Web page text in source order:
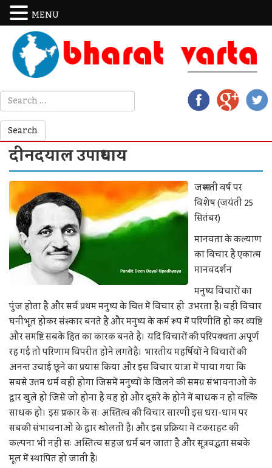
दीनदयाल उपाध्याय
जन्मशती वर्ष पर
विशेष (जयंती 25
सितंबर)
मानवता के कल्याण
का विचार है एकात्म
मानवदर्शन
मनुष्य विचारों का
पुंज होता है और सर्व प्रथम मनुष्य के चित्त में विचार ही उभरता है। वही विचार
घनीभूत होकर संस्कार बनते है और मनुष्य के कर्म रूप में परिणीति हो कर व्यष्टि
और समष्टि सबके हित का कारक बनते है। यदि विचारों की परिपक्वता अपूर्ण
रह गई तो परिणाम विपरीत होने लगतेहै। भारतीय महर्षियों ने विचारों की
अनन्त उचाई छूने का प्रयास किया और इस विचार यात्रा में पाया गया कि
सबसे उत्तम धर्म वही होगा जिसमें मनुष्यों के खिलने की समग्र संभावनाओं के
द्वार खुले हो जिसे जो होना है वह हो और दूसरे के होने में बाधक न हो वल्कि
साधक हो। इस प्रकार के सः अस्तित्व की विचार सारणी इस धरा-धाम पर
सबकी संभावनाओं के द्वार खोलती है। और इस प्रक्रिया में टकराहट की
कल्पना भी नही सः अस्तित्व सहज धर्म बन जाता है और सूत्रवद्धता सबके
मूल में स्थापित हो जाती है।
MENU